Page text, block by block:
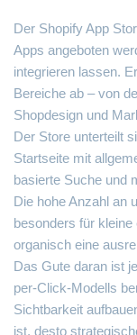
Der Shopify App
Apps angeboten
integrieren lassen.
Bereiche ab – von
Shopdesign und
Der Store unterteilt
Startseite mit
basierte Suche und
Die hohe Anzahl an
besonders für kleine
organisch eine
Das Gute daran ist
per-Click-Modells
Sichtbarkeit
ist, desto